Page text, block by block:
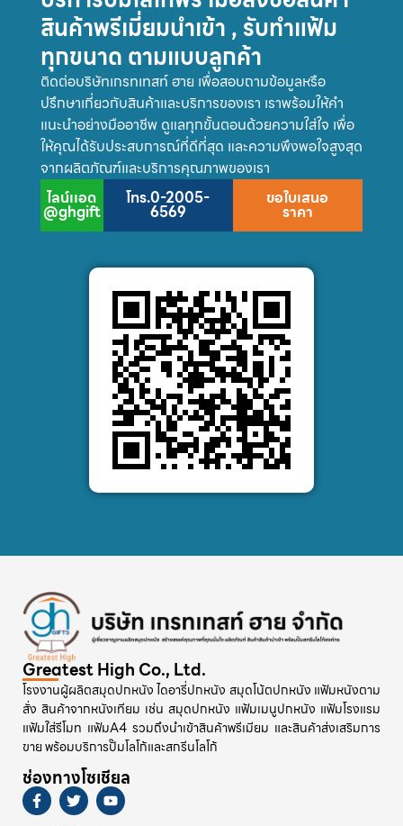
สินค้าพรีเมี่ยมนำเข้า , รับทำแฟ้ม
ทุกขนาด ตามแบบลูกค้า
ติดต่อบริษัทเกรทเทสท์ ฮาย เพื่อสอบถามข้อมูลหรือ
ปรึกษาเกี่ยวกับสินค้าและบริการของเรา เราพร้อมให้คำ
แนะนำอย่างมืออาชีพ ดูแลทุกขั้นตอนด้วยความใส่ใจ เพื่อ
ให้คุณได้รับประสบการณ์ที่ดีที่สุด และความพึงพอใจสูงสุด
จากผลิตภัณฑ์และบริการคุณภาพของเรา
ไลน์เเอด
@ghgift
โทร.0-2005-
6569
ขอใบเสนอ
ราคา
Greatest High Co., Ltd.
โรงงานผู้ผลิตสมุดปกหนัง ไดอารี่ปกหนัง สมุดโน้ตปกหนัง แฟ้มหนังตาม
สั่ง สินค้าจากหนังเทียม เช่น สมุดปกหนัง แฟ้มเมนูปกหนัง แฟ้มโรงแรม
แฟ้มใส่รีโมท แฟ้มA4 รวมถึงนำเข้าสินค้าพรีเมียม และสินค้าส่งเสริมการ
ขาย พร้อมบริการปั๊มโลโก้และสกรีนโลโก้
ช่องทางโซเชียล